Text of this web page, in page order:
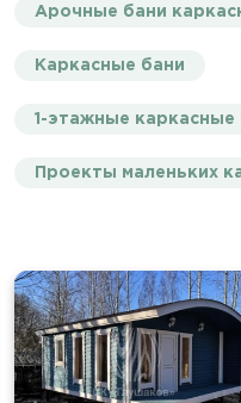
Арочные бани
Каркасные бани
1-этажные каркасные
Проекты маленьких